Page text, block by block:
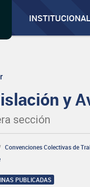
INSTITUCIONAL
y
sección
Convenciones Colectivas de
PUBLICADAS